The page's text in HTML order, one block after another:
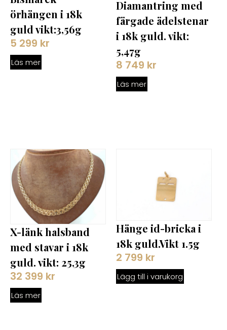
örhängen i 18k
guld vikt:3,56g
5 299 kr
Läs mer
Diamantring med
färgade ädelstenar
i 18k guld. vikt:
5,47g
8 749 kr
Läs mer
X-länk halsband
med stavar i 18k
guld. vikt: 25,3g
32 399 kr
Läs mer
Hänge id-bricka i
18k guld.Vikt 1.5g
2 799 kr
Lägg till i varukorg